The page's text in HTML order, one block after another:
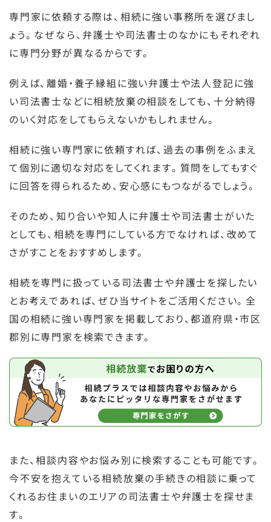
専門家に依頼する際は、相続に強い事務所を選びまし
ょう。なぜなら、弁護士や司法書士のなかにもそれぞれ
に専門分野が異なるからです。
例えば、離婚・養子縁組に強い弁護士や法人登記に強
い司法書士などに相続放棄の相談をしても、十分納得
のいく対応をしてもらえないかもしれません。
相続に強い専門家に依頼すれば、過去の事例をふまえ
て個別に適切な対応をしてくれます。質問をしてもすぐ
に回答を得られるため、安心感にもつながるでしょう。
そのため、知り合いや知人に弁護士や司法書士がいた
としても、相続を専門にしている方でなければ、改めて
さがすことをおすすめします。
相続を専門に扱っている司法書士や弁護士を探したい
とお考えであれば、ぜひ当サイトをご活用ください。全
国の相続に強い専門家を掲載しており、都道府県・市区
郡別に専門家を検索できます。
また、相談内容やお悩み別に検索することも可能です。
今不安を抱えている相続放棄の手続きの相談に乗って
くれるお住まいのエリアの司法書士や弁護士を探せま
す。